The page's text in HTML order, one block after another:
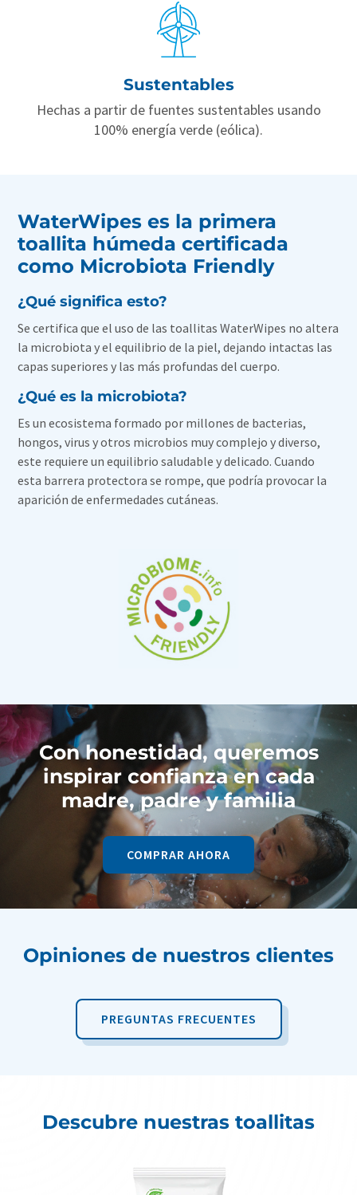
Sustentables
Hechas a partir de fuentes sustentables usando
100% energía verde (eólica).
WaterWipes es la primera
toallita húmeda certificada
como Microbiota Friendly
¿Qué significa esto?
Se certifica que el uso de las toallitas WaterWipes no altera
la microbiota y el equilibrio de la piel, dejando intactas las
capas superiores y las más profundas del cuerpo.
¿Qué es la microbiota?
Es un ecosistema formado por millones de bacterias,
hongos, virus y otros microbios muy complejo y diverso,
este requiere un equilibrio saludable y delicado. Cuando
esta barrera protectora se rompe, que podría provocar la
aparición de enfermedades cutáneas.
Con honestidad, queremos
inspirar confianza en cada
madre, padre y familia
COMPRAR AHORA
Opiniones de nuestros clientes
PREGUNTAS FRECUENTES
Descubre nuestras toallitas